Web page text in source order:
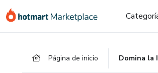
Página de inicio